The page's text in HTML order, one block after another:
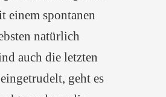
einem spontanen
natürlich
auch die letzten
geht es